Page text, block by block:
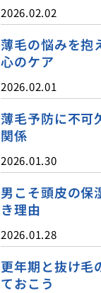
2026.02.02
薄毛の悩みを抱
心のケア
2026.02.01
薄毛予防に不可
関係
2026.01.30
男こそ頭皮の保
き理由
2026.01.28
更年期と抜け毛
ておこう